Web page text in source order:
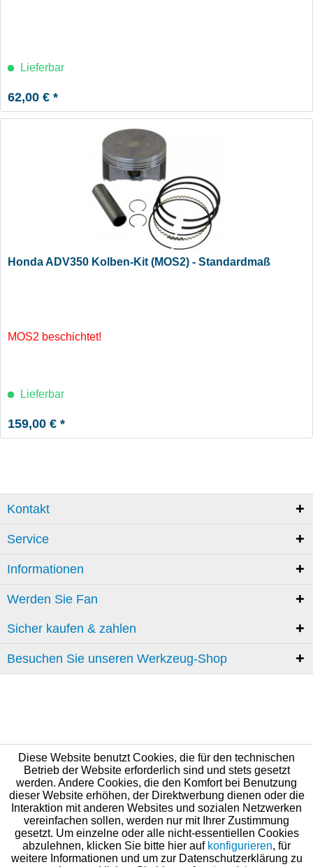
Lieferbar
62,00 € *
Honda ADV350 Kolben-Kit (MOS2) - Standardmaß
MOS2 beschichtet!
Lieferbar
159,00 € *
Kontakt
Service
Informationen
Werden Sie Fan
Sicher kaufen & zahlen
Besuchen Sie unseren Werkzeug-Shop
Diese Website benutzt Cookies, die für den technischen
Betrieb der Website erforderlich sind und stets gesetzt
werden. Andere Cookies, die den Komfort bei Benutzung
dieser Website erhöhen, der Direktwerbung dienen oder die
Interaktion mit anderen Websites und sozialen Netzwerken
vereinfachen sollen, werden nur mit Ihrer Zustimmung
gesetzt. Um einzelne oder alle nicht-essentiellen Cookies
abzulehnen, klicken Sie bitte hier auf konfigurieren, für
weitere Informationen und um zur Datenschutzerklärung zu